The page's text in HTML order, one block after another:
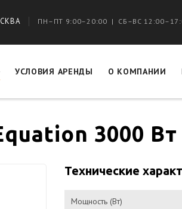
ПН–ПТ 9:00–20:00 | СБ–ВС
УСЛОВИЯ АРЕНДЫ О КОМПАНИИ
3000
Технические
Мощность (Вт)